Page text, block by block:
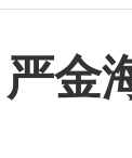
严金